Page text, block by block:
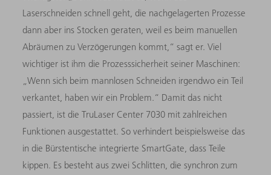
Laserschneiden schnell geht, die nachgelagerten Prozesse
dann aber ins Stocken geraten, weil es beim manuellen
Abräumen zu Verzögerungen kommt,“ sagt er. Viel
wichtiger ist ihm die Prozesssicherheit seiner Maschinen:
„Wenn sich beim mannlosen Schneiden irgendwo ein Teil
verkantet, haben wir ein Problem.“ Damit das nicht
passiert, ist die TruLaser Center 7030 mit zahlreichen
Funktionen ausgestattet. So verhindert beispielsweise das
in die Bürstentische integrierte SmartGate, dass Teile
kippen. Es besteht aus zwei Schlitten, die synchron zum